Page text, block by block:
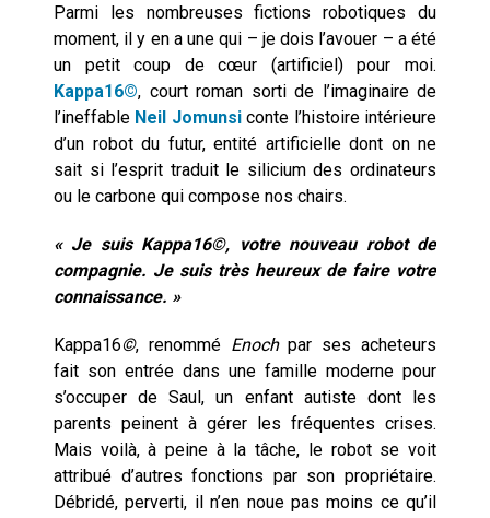
Technostress et IA générative :
le remplacement n’est pas le
cœur du problème
Pourquoi les études qui
prévoient la fin de l’emploi « à
cause » de l’IA se plantent-
elles toujours ?
Le consultant : une lecture
sociologique
Parmi les nombreuses fictions robotiques du
moment, il y en a une qui – je dois l’avouer – a été
un petit coup de cœur (artificiel) pour moi.
Kappa16©, court roman sorti de l’imaginaire de
l’ineffable Neil Jomunsiconte l’histoire intérieure
d’un robot du futur, entité artificielle dont on ne
sait si l’esprit traduit le silicium des ordinateurs
ou le carbone qui compose nos chairs.
« Je suis Kappa16©, votre nouveau robot de
compagnie. Je suis très heureux de faire votre
connaissance. »
Kappa16©, renommé Enochpar ses acheteurs
fait son entrée dans une famille moderne pour
s’occuper de Saul, un enfant autiste dont les
parents peinent à gérer les fréquentes crises.
Mais voilà, à peine à la tâche, le robot se voit
attribué d’autres fonctions par son propriétaire.
Débridé, perverti, il n’en noue pas moins ce qu’il